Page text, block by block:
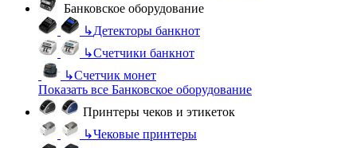
Банковское оборудование
↳Детекторы банкнот
↳Счетчики банкнот
↳Счетчик монет
Показать все Банковское оборудование
Принтеры чеков и этикеток
↳Чековые принтеры